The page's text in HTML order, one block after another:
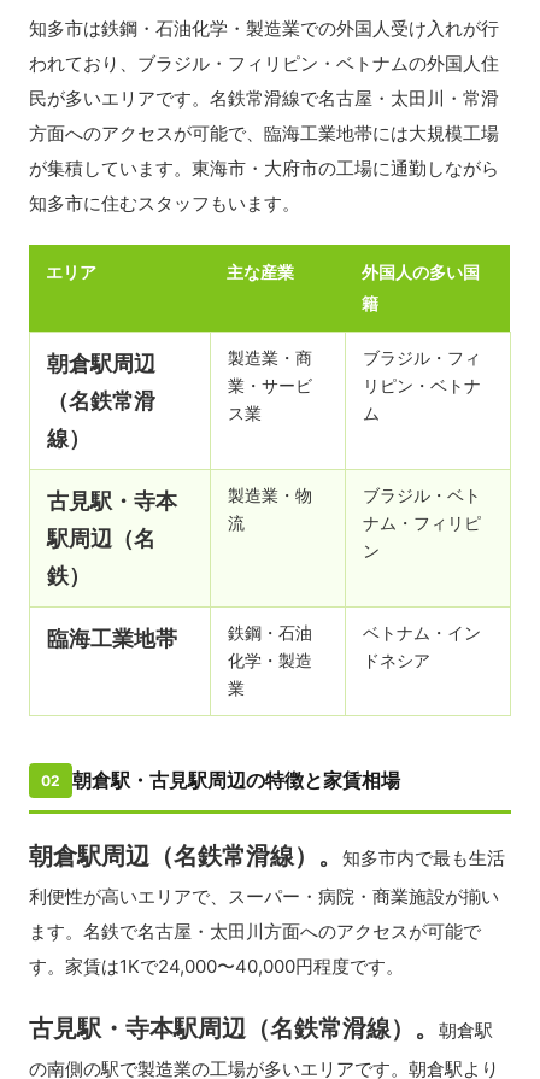
知多市は鉄鋼・石油化学・製造業での外国人受け入れが行
われており、ブラジル・フィリピン・ベトナムの外国人住
民が多いエリアです。名鉄常滑線で名古屋・太田川・常滑
方面へのアクセスが可能で、臨海工業地帯には大規模工場
が集積しています。東海市・大府市の工場に通勤しながら
知多市に住むスタッフもいます。
エリア 主な産業
外国人の多い国
籍
朝倉駅周辺
（名鉄常滑
線）
製造業・商
業・サービ
ス業
ブラジル・フィ
リピン・ベトナ
ム
古見駅・寺本
駅周辺（名
鉄）
製造業・物
流
ブラジル・ベト
ナム・フィリピ
ン
臨海工業地帯
鉄鋼・石油
化学・製造
業
ベトナム・イン
ドネシア
02 朝倉駅・古見駅周辺の特徴と家賃相場
朝倉駅周辺（名鉄常滑線）。知多市内で最も生活
利便性が高いエリアで、スーパー・病院・商業施設が揃い
ます。名鉄で名古屋・太田川方面へのアクセスが可能で
す。家賃は1Kで24,000〜40,000円程度です。
古見駅・寺本駅周辺（名鉄常滑線）。朝倉駅
の南側の駅で製造業の工場が多いエリアです。朝倉駅より